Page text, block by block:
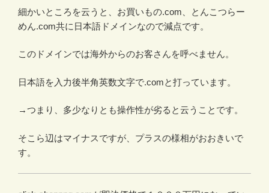
細かいところを云うと、お買いもの.com、とんこつらー
めん.com共に日本語ドメインなので減点です。
このドメインでは海外からのお客さんを呼べません。
日本語を入力後半角英数文字で.comと打っています。
→つまり、多少なりとも操作性が劣ると云うことです。
そこら辺はマイナスですが、プラスの様相がおおきいで
す。